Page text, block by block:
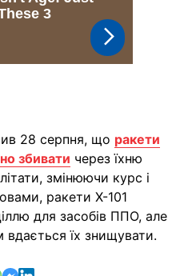
28 серпня, що ракети
збивати через їхню
змінюючи курс і
ракети Х-101
для засобів ППО, але
вдається їх знищувати.